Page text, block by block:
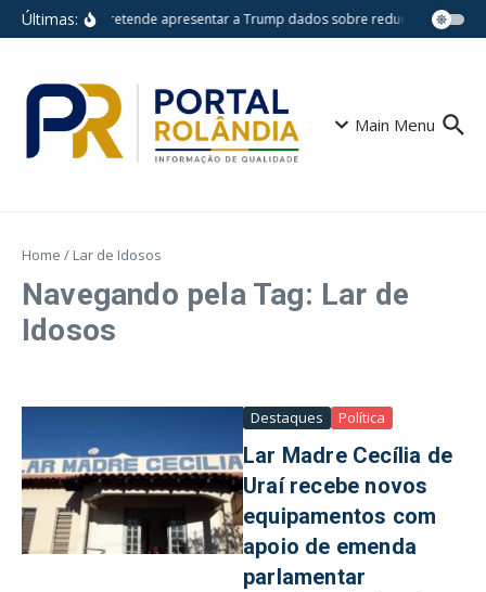
Ir para o conteúdo
Últimas:Lula pretende apresentar a Trump dados sobre redução do
Main Menu
Home / Lar de Idosos
Navegando pela Tag: Lar de
Idosos
Destaques Política
Lar Madre Cecília de
Uraí recebe novos
equipamentos com
apoio de emenda
parlamentar